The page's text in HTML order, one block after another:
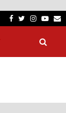
Facebook
Twitter